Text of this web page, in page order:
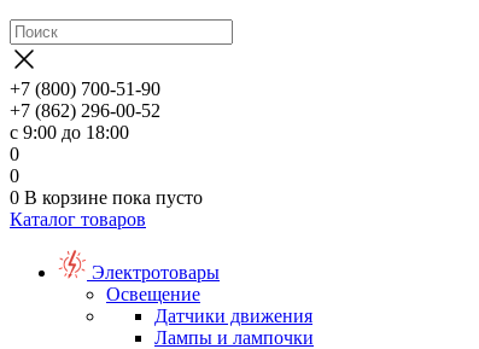
+7 (800) 700-51-90
+7 (862) 296-00-52
с 9:00 до 18:00
0
0
0 В корзине пока пусто
Каталог товаров
Электротовары
Освещение
Датчики движения
Лампы и лампочки